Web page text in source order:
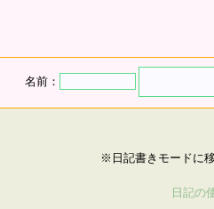
名前：
※日記書きモードに
日記の